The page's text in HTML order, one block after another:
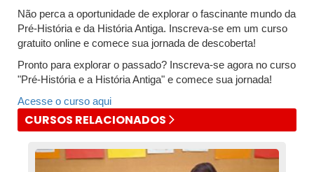
Não perca a oportunidade de explorar o fascinante mundo da
Pré-História e da História Antiga. Inscreva-se em um curso
gratuito online e comece sua jornada de descoberta!
Pronto para explorar o passado? Inscreva-se agora no curso
"Pré-História e a História Antiga" e comece sua jornada!
Acesse o curso aqui
CURSOS RELACIONADOS